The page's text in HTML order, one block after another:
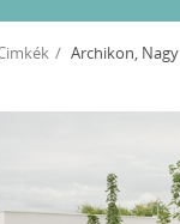
Archikon, Nagy